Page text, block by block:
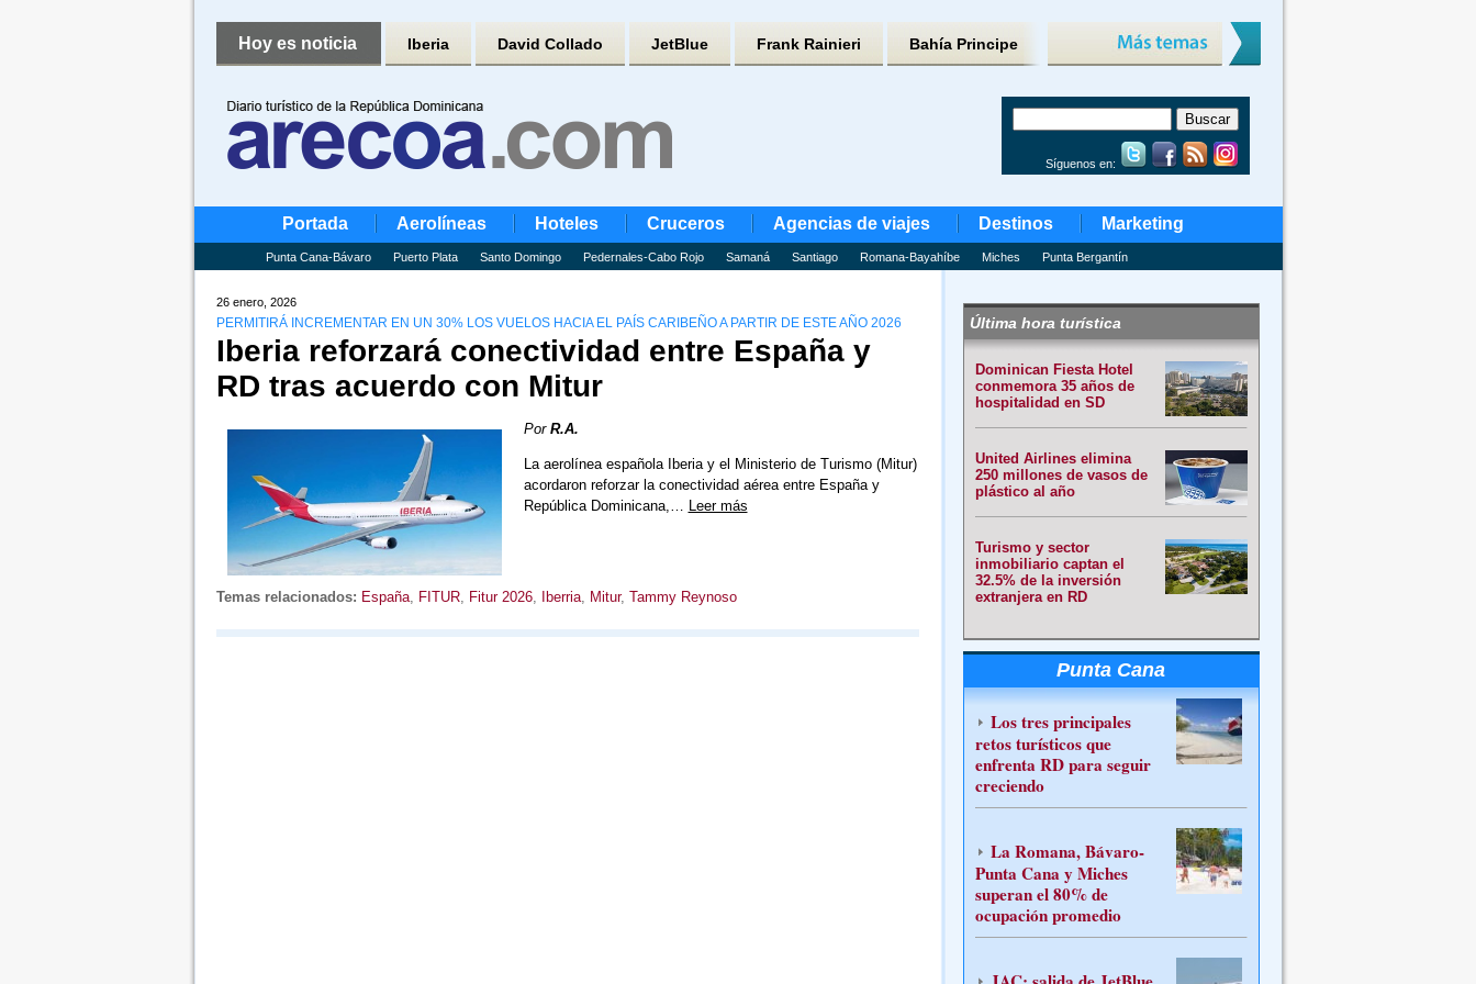
Hoy es noticia Iberia David Collado JetBlue Frank Rainieri Bahía Principe
Síguenos en:
Portada Aerolíneas Hoteles Cruceros Agencias de viajes Destinos Marketing
Punta Cana-Bávaro Puerto Plata Santo Domingo Pedernales-Cabo Rojo Samaná Santiago Romana-Bayahíbe Miches Punta Bergantín
26 enero, 2026
PERMITIRÁ INCREMENTAR EN UN 30% LOS VUELOS HACIA EL PAÍS CARIBEÑO A PARTIR DE ESTE AÑO 2026
Iberia reforzará conectividad entre España y
RD tras acuerdo con Mitur
Por R.A.
La aerolínea española Iberia y el Ministerio de Turismo (Mitur)
acordaron reforzar la conectividad aérea entre España y
República Dominicana,… Leer más
Temas relacionados: España, FITUR, Fitur 2026, Iberria, Mitur, Tammy Reynoso
Última hora turística
Dominican Fiesta Hotel
conmemora 35 años de
hospitalidad en SD
United Airlines elimina
250 millones de vasos de
plástico al año
Turismo y sector
inmobiliario captan el
32.5% de la inversión
extranjera en RD
Punta Cana
Los tres principales
retos turísticos que
enfrenta RD para seguir
creciendo
La Romana, Bávaro-
Punta Cana y Miches
superan el 80% de
ocupación promedio